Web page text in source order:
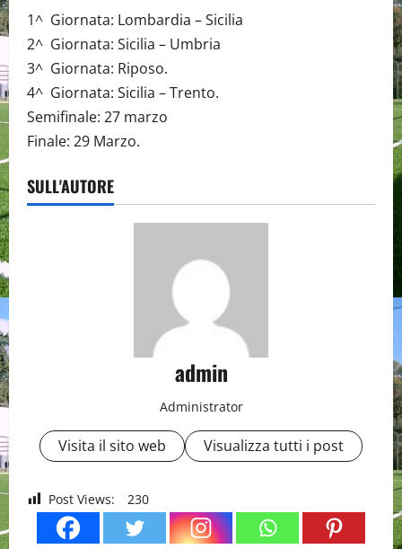
1^ Giornata: Lombardia – Sicilia
2^ Giornata: Sicilia – Umbria
3^ Giornata: Riposo.
4^ Giornata: Sicilia – Trento.
Semifinale: 27 marzo
Finale: 29 Marzo.
SULL'AUTORE
admin
Administrator
Visita il sito web Visualizza tutti i post
Post Views: 230